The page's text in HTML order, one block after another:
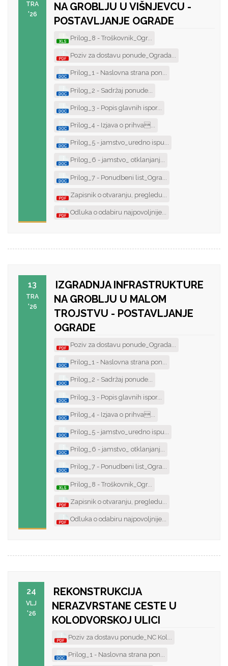
TRA
'26
NA GROBLJU U VIŠNJEVCU -
POSTAVLJANJE OGRADE
Prilog_8 - Troškovnik_Ogr...
Poziv za dostavu ponude_Ograda...
Prilog_1 - Naslovna strana pon...
Prilog_2 - Sadržaj ponude...
Prilog_3 - Popis glavnih ispor...
Prilog_4 - Izjava o prihva...
Prilog_5 - jamstvo_uredno ispu...
Prilog_6 - jamstvo_ otklanjanj...
Prilog_7 - Ponudbeni list_Ogra...
Zapisnik o otvaranju, pregledu...
Odluka o odabiru najpovoljnije...
13
TRA
'26
IZGRADNJA INFRASTRUKTURE
NA GROBLJU U MALOM
TROJSTVU - POSTAVLJANJE
OGRADE
Poziv za dostavu ponude_Ograda...
Prilog_1 - Naslovna strana pon...
Prilog_2 - Sadržaj ponude...
Prilog_3 - Popis glavnih ispor...
Prilog_4 - Izjava o prihva...
Prilog_5 - jamstvo_uredno ispu...
Prilog_6 - jamstvo_ otklanjanj...
Prilog_7 - Ponudbeni list_Ogra...
Prilog_8 - Troškovnik_Ogr...
Zapisnik o otvaranju, pregledu...
Odluka o odabiru najpovoljnije...
24
VLJ
'26
REKONSTRUKCIJA
NERAZVRSTANE CESTE U
KOLODVORSKOJ ULICI
Poziv za dostavu ponude_NC Kol...
Prilog_1 - Naslovna strana pon...